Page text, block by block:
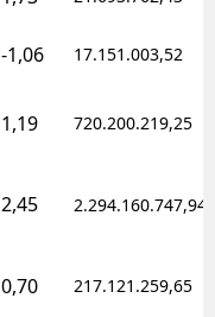
-1,06 17.151.003,52
1,19 720.200.219,25
2,45 2.294.160.747,94
0,70 217.121.259,65